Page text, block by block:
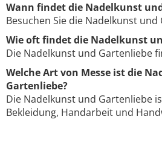
Wann findet die Nadelkunst
Besuchen Sie die Nadelkunst
Wie oft findet die Nadelkunst
Die Nadelkunst und Gartenliebe
Welche Art von Messe ist die
Gartenliebe?
Die Nadelkunst und Gartenliebe
Bekleidung, Handarbeit und